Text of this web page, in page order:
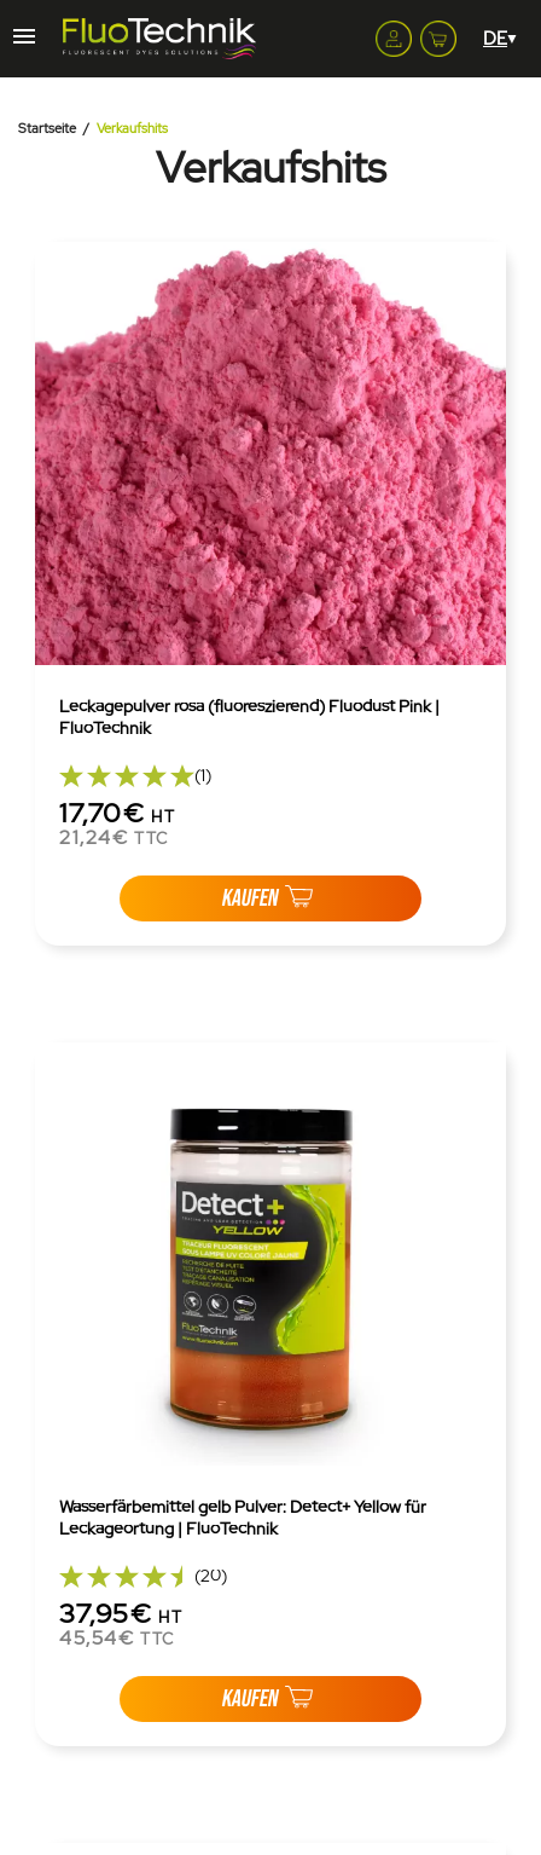
Startseite Verkaufshits
Verkaufshits
Leckagepulver rosa (fluoreszierend) Fluodust Pink |
FluoTechnik
(1)
17,70€ HT
21,24€ TTC
KAUFEN
Wasserfärbemittel gelb Pulver: Detect+ Yellow für
Leckageortung | FluoTechnik
(20)
37,95€ HT
45,54€ TTC
KAUFEN